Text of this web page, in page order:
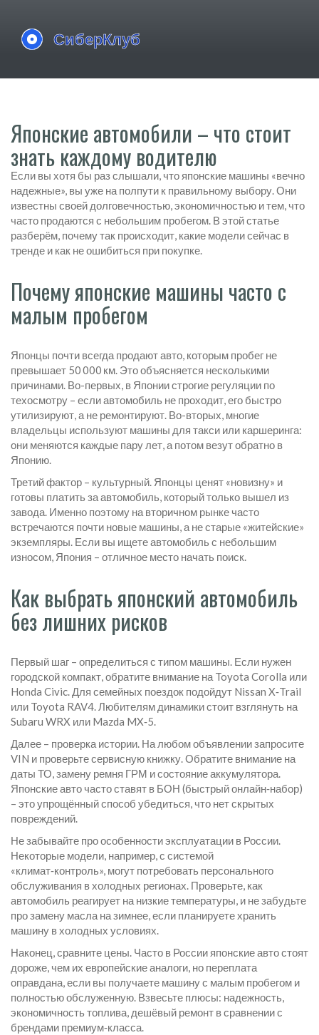
Японские автомобили – что стоит
знать каждому водителю
Если вы хотя бы раз слышали, что японские машины «вечно
надежные», вы уже на полпути к правильному выбору. Они
известны своей долговечностью, экономичностью и тем, что
часто продаются с небольшим пробегом. В этой статье
разберём, почему так происходит, какие модели сейчас в
тренде и как не ошибиться при покупке.
Почему японские машины часто с
малым пробегом
Японцы почти всегда продают авто, которым пробег не
превышает 50 000 км. Это объясняется несколькими
причинами. Во-первых, в Японии строгие регуляции по
техосмотру – если автомобиль не проходит, его быстро
утилизируют, а не ремонтируют. Во-вторых, многие
владельцы используют машины для такси или каршеринга:
они меняются каждые пару лет, а потом везут обратно в
Японию.
Третий фактор – культурный. Японцы ценят «новизну» и
готовы платить за автомобиль, который только вышел из
завода. Именно поэтому на вторичном рынке часто
встречаются почти новые машины, а не старые «житейские»
экземпляры. Если вы ищете автомобиль с небольшим
износом, Япония – отличное место начать поиск.
Как выбрать японский автомобиль
без лишних рисков
Первый шаг – определиться с типом машины. Если нужен
городской компакт, обратите внимание на Toyota Corolla или
Honda Civic. Для семейных поездок подойдут Nissan X‑Trail
или Toyota RAV4. Любителям динамики стоит взглянуть на
Subaru WRX или Mazda MX‑5.
Далее – проверка истории. На любом объявлении запросите
VIN и проверьте сервисную книжку. Обратите внимание на
даты ТО, замену ремня ГРМ и состояние аккумулятора.
Японские авто часто ставят в БОН (быстрый онлайн‑набор)
– это упрощённый способ убедиться, что нет скрытых
повреждений.
Не забывайте про особенности эксплуатации в России.
Некоторые модели, например, с системой
«климат‑контроль», могут потребовать персонального
обслуживания в холодных регионах. Проверьте, как
автомобиль реагирует на низкие температуры, и не забудьте
про замену масла на зимнее, если планируете хранить
машину в холодных условиях.
Наконец, сравните цены. Часто в России японские авто стоят
дороже, чем их европейские аналоги, но переплата
оправдана, если вы получаете машину с малым пробегом и
полностью обслуженную. Взвесьте плюсы: надежность,
экономичность топлива, дешёвый ремонт в сравнении с
брендами премиум‑класса.